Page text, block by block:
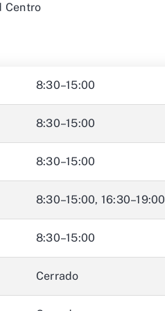
Centro
8:30–15:00
8:30–15:00
8:30–15:00
8:30–15:00, 16:30–19:00
8:30–15:00
Cerrado